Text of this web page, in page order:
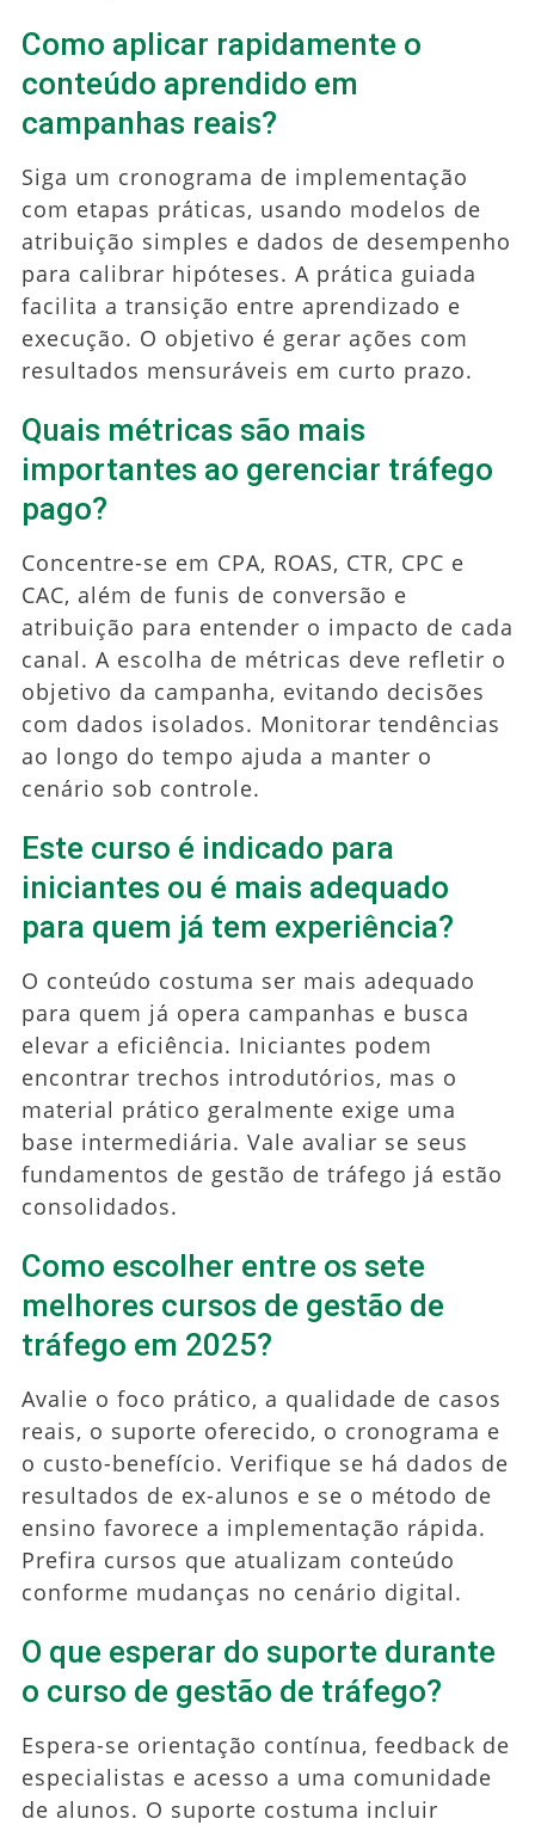
Como aplicar rapidamente o
conteúdo aprendido em
campanhas reais?
Siga um cronograma de implementação
com etapas práticas, usando modelos de
atribuição simples e dados de desempenho
para calibrar hipóteses. A prática guiada
facilita a transição entre aprendizado e
execução. O objetivo é gerar ações com
resultados mensuráveis em curto prazo.
Quais métricas são mais
importantes ao gerenciar tráfego
pago?
Concentre-se em CPA, ROAS, CTR, CPC e
CAC, além de funis de conversão e
atribuição para entender o impacto de cada
canal. A escolha de métricas deve refletir o
objetivo da campanha, evitando decisões
com dados isolados. Monitorar tendências
ao longo do tempo ajuda a manter o
cenário sob controle.
Este curso é indicado para
iniciantes ou é mais adequado
para quem já tem experiência?
O conteúdo costuma ser mais adequado
para quem já opera campanhas e busca
elevar a eficiência. Iniciantes podem
encontrar trechos introdutórios, mas o
material prático geralmente exige uma
base intermediária. Vale avaliar se seus
fundamentos de gestão de tráfego já estão
consolidados.
Como escolher entre os sete
melhores cursos de gestão de
tráfego em 2025?
Avalie o foco prático, a qualidade de casos
reais, o suporte oferecido, o cronograma e
o custo-benefício. Verifique se há dados de
resultados de ex-alunos e se o método de
ensino favorece a implementação rápida.
Prefira cursos que atualizam conteúdo
conforme mudanças no cenário digital.
O que esperar do suporte durante
o curso de gestão de tráfego?
Espera-se orientação contínua, feedback de
especialistas e acesso a uma comunidade
de alunos. O suporte costuma incluir